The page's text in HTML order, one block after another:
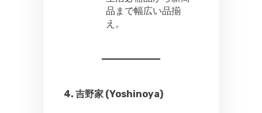
品まで幅広い品揃
え。
4. 吉野家 (Yoshinoya)